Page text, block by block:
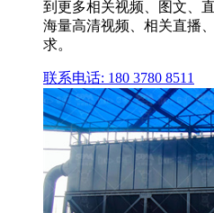
到更多相关视频、图文、
海量高清视频、相关直播
求。
联系电话: 180 3780 8511